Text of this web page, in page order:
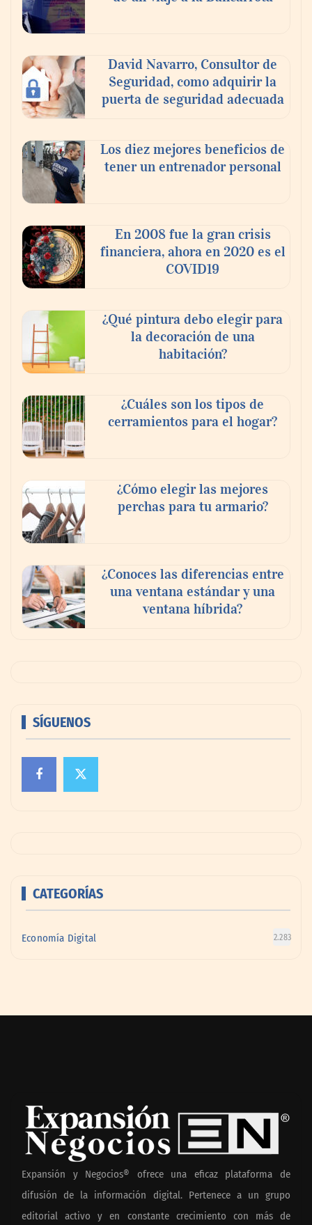
‘El ransomware se puede vencer. No
Ricardo Palacio Escobar
David Navarro, Consultor de
Seguridad, como adquirir la
puerta de seguridad adecuada
Los diez mejores beneficios de
tener un entrenador personal
En 2008 fue la gran crisis
financiera, ahora en 2020 es el
COVID19
¿Qué pintura debo elegir para
la decoración de una
habitación?
¿Cuáles son los tipos de
cerramientos para el hogar?
¿Cómo elegir las mejores
perchas para tu armario?
¿Conoces las diferencias entre
una ventana estándar y una
ventana híbrida?
SÍGUENOS
CATEGORÍAS
Economía Digital 2.283
Expansión y Negocios® ofrece una eficaz plataforma de
difusión de la información digital. Pertenece a un grupo
editorial activo y en constante crecimiento con más de